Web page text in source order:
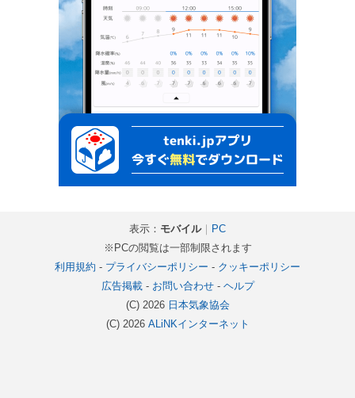
表示： モバイル｜
PC
※PCの閲覧は一部制限されます
利用規約 - プライバシーポリシー - クッキーポリシー
広告掲載- お問い合わせ- ヘルプ
(C) 2026 日本気象協会
(C) 2026 ALiNKインターネット